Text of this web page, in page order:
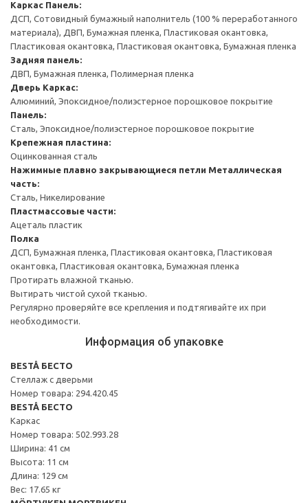
Каркас Панель:
ДСП, Сотовидный бумажный наполнитель (100 % переработанного
материала), ДВП, Бумажная пленка, Пластиковая окантовка,
Пластиковая окантовка, Пластиковая окантовка, Бумажная пленка
Задняя панель:
ДВП, Бумажная пленка, Полимерная пленка
Дверь Каркас:
Алюминий, Эпоксидное/полиэстерное порошковое покрытие
Панель:
Сталь, Эпоксидное/полиэстерное порошковое покрытие
Крепежная пластина:
Оцинкованная сталь
Нажимные плавно закрывающиеся петли Металлическая
часть:
Сталь, Никелирование
Пластмассовые части:
Ацеталь пластик
Полка
ДСП, Бумажная пленка, Пластиковая окантовка, Пластиковая
окантовка, Пластиковая окантовка, Бумажная пленка
Протирать влажной тканью.
Вытирать чистой сухой тканью.
Регулярно проверяйте все крепления и подтягивайте их при
необходимости.
Информация об упаковке
BESTÅ БЕСТО
Стеллаж с дверьми
Номер товара: 294.420.45
BESTÅ БЕСТО
Каркас
Номер товара: 502.993.28
Ширина: 41 см
Высота: 11 см
Длина: 129 см
Вес: 17.65 кг